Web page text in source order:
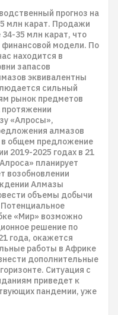
прогноз на
млн карат. Продажи
35 млн карат, что
модели. По
находится в
запасов
эквивалентны
сильный
рынок предметов
протяжении
«Алросы»,
алмазов
в общем предложение
2019-2025 годах в 21
планирует
возобновлении
Алмазы
объемы добычи
«Мир» возможно
решение по
года, окажется
работы в Африке
дополнительные
Ситуация с
приведет к
пандемии, уже